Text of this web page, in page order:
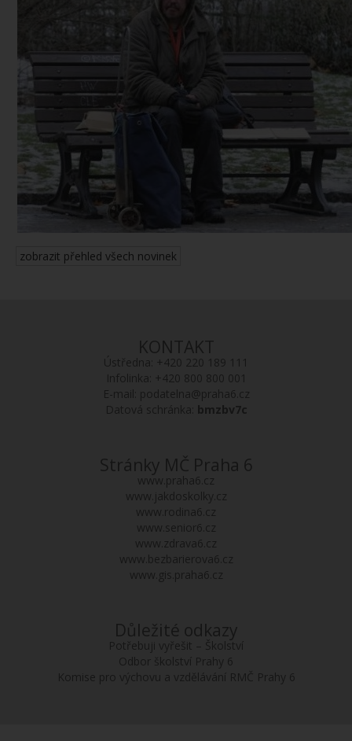
zobrazit přehled všech novinek
KONTAKT
Ústředna: +420 220 189 111
Infolinka: +420 800 800 001
E-mail: podatelna@praha6.cz
Datová schránka: bmzbv7c
Stránky MČ Praha 6
www.praha6.cz
www.jakdoskolky.cz
www.rodina6.cz
www.senior6.cz
www.zdrava6.cz
www.bezbarierova6.cz
www.gis.praha6.cz
Důležité odkazy
Potřebuji vyřešit – Školství
Odbor školství Prahy 6
Komise pro výchovu a vzdělávání RMČ Prahy 6